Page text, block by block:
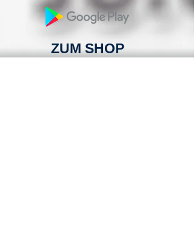
ZUM SHOP